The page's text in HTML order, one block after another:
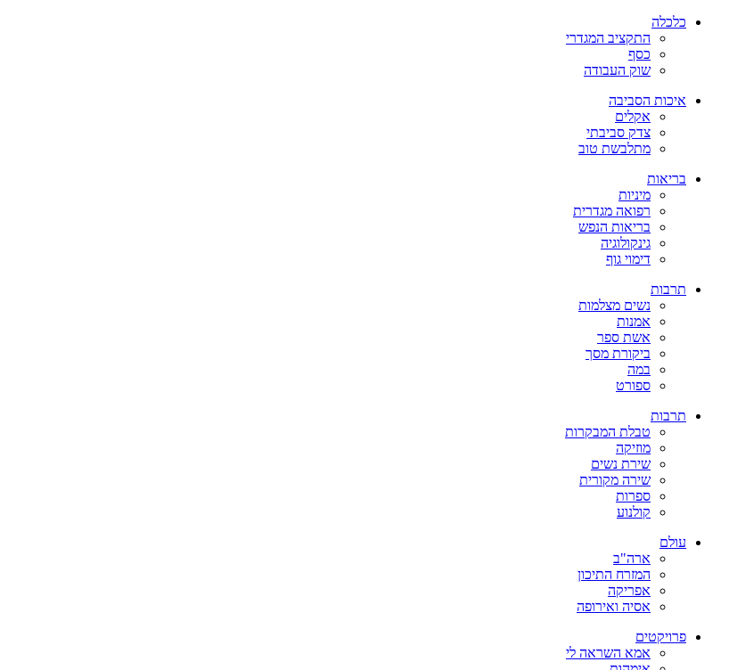
כלכלה
התקציב המגדרי
כסף
שוק העבודה
איכות הסביבה
אקלים
צדק סביבתי
מתלבשת טוב
בריאות
מיניות
רפואה מגדרית
בריאות הנפש
גינקולוגיה
דימוי גוף
תרבות
נשים מצלמות
אמנות
אשת ספר
ביקורת מסך
במה
ספורט
תרבות
טבלת המבקרות
מוזיקה
שירת נשים
שירה מקורית
ספרות
קולנוע
עולם
ארה"ב
המזרח התיכון
אפריקה
אסיה ואירופה
פרויקטים
אמא השראה לי